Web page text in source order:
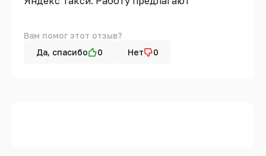
Вам помог этот отзыв?
Да, спасибо
0 Нет 0